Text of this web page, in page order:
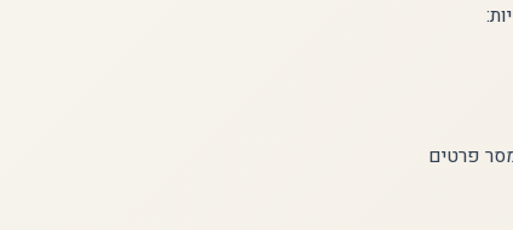
מסר פרטים